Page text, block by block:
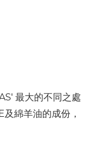
最大的不同之處
綿羊油的成份，